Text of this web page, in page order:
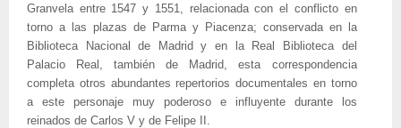
Granvela entre 1547 y 1551, relacionada con el conflicto en
torno a las plazas de Parma y Piacenza; conservada en la
Biblioteca Nacional de Madrid y en la Real Biblioteca del
Palacio Real, también de Madrid, esta correspondencia
completa otros abundantes repertorios documentales en torno
a este personaje muy poderoso e influyente durante los
reinados de Carlos V y de Felipe II.